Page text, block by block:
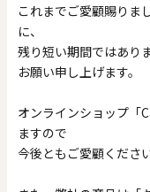
これまでご愛顧賜りま
に、
残り短い期間ではあり
お願い申し上げます。
オンラインショップ「
ますので
今後ともご愛顧くださ